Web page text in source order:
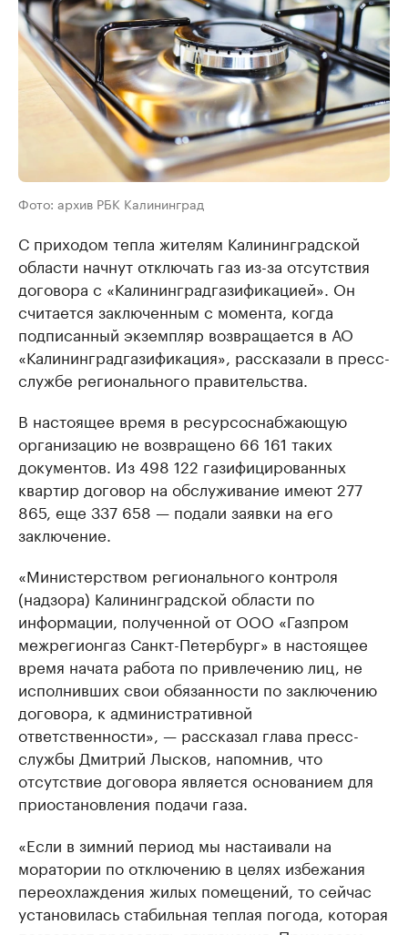
Фото: архив РБК Калининград
С приходом тепла жителям Калининградской
области начнут отключать газ из-за отсутствия
договора с «Калининградгазификацией». Он
считается заключенным с момента, когда
подписанный экземпляр возвращается в АО
«Калининградгазификация», рассказали в пресс-
службе регионального правительства.
В настоящее время в ресурсоснабжающую
организацию не возвращено 66 161 таких
документов. Из 498 122 газифицированных
квартир договор на обслуживание имеют 277
865, еще 337 658 — подали заявки на его
заключение.
«Министерством регионального контроля
(надзора) Калининградской области по
информации, полученной от ООО «Газпром
межрегионгаз Санкт-Петербург» в настоящее
время начата работа по привлечению лиц, не
исполнивших свои обязанности по заключению
договора, к административной
ответственности», — рассказал глава пресс-
службы Дмитрий Лысков, напомнив, что
отсутствие договора является основанием для
приостановления подачи газа.
«Если в зимний период мы настаивали на
моратории по отключению в целях избежания
переохлаждения жилых помещений, то сейчас
установилась стабильная теплая погода, которая